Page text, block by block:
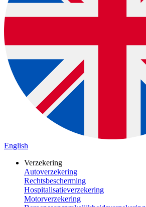
English
Verzekering
Autoverzekering
Rechtsbescherming
Hospitalisatieverzekering
Motorverzekering